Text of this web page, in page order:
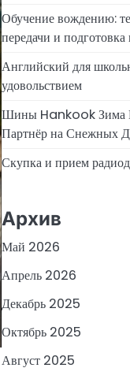
Обучение вождению:
передачи и
Английский для
удовольствием
Шины Hankook Зима
Партнёр на Снежных
Скупка и прием
Архив
Май 2026
Апрель 2026
Декабрь 2025
Октябрь 2025
Август 2025